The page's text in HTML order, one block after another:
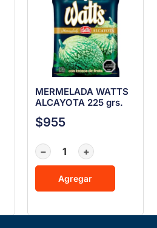
MERMELADA WATTS
ALCAYOTA 225 grs.
$955
− +
Agregar